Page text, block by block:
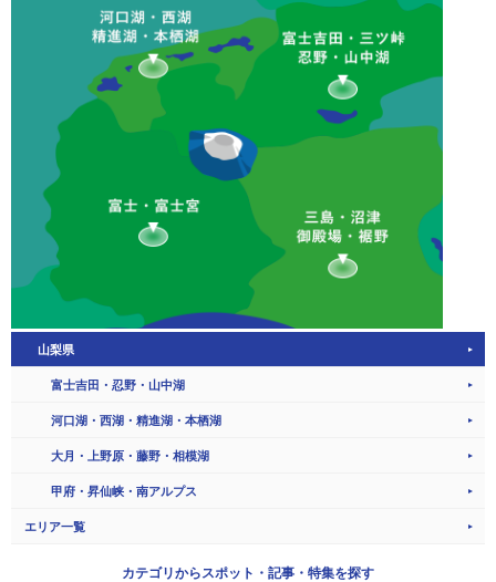
山梨県
富士吉田・忍野・山中湖
河口湖・西湖・精進湖・本栖湖
大月・上野原・藤野・相模湖
甲府・昇仙峡・南アルプス
エリア一覧
カテゴリからスポット・記事・特集を探す